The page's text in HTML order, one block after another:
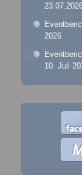
2026
10. Juli